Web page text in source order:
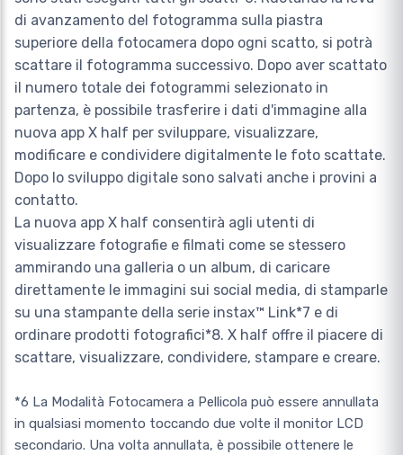
di avanzamento del fotogramma sulla piastra
superiore della fotocamera dopo ogni scatto, si potrà
scattare il fotogramma successivo. Dopo aver scattato
il numero totale dei fotogrammi selezionato in
partenza, è possibile trasferire i dati d'immagine alla
nuova app X half per sviluppare, visualizzare,
modificare e condividere digitalmente le foto scattate.
Dopo lo sviluppo digitale sono salvati anche i provini a
contatto.
La nuova app X half consentirà agli utenti di
visualizzare fotografie e filmati come se stessero
ammirando una galleria o un album, di caricare
direttamente le immagini sui social media, di stamparle
su una stampante della serie instax™ Link*7 e di
ordinare prodotti fotografici*8. X half offre il piacere di
scattare, visualizzare, condividere, stampare e creare.
*6 La Modalità Fotocamera a Pellicola può essere annullata
in qualsiasi momento toccando due volte il monitor LCD
secondario. Una volta annullata, è possibile ottenere le